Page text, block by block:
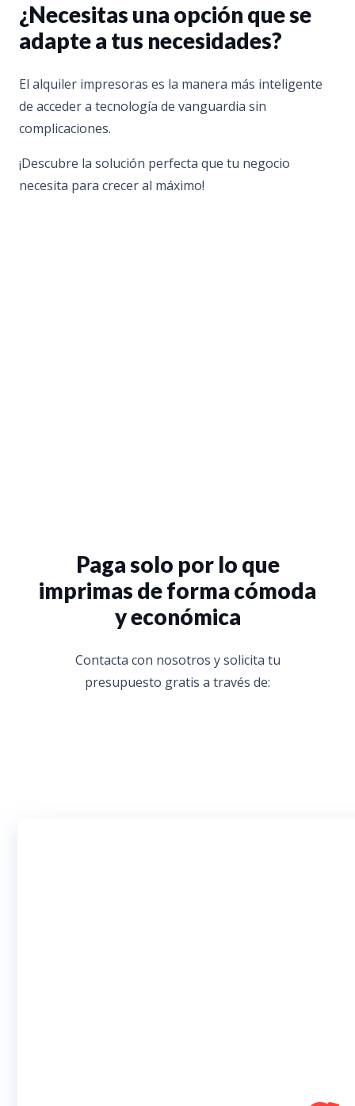
¿Necesitas una opción que se
adapte a tus necesidades?
El alquiler impresoras es la manera más inteligente
de acceder a tecnología de vanguardia sin
complicaciones.
¡Descubre la solución perfecta que tu negocio
necesita para crecer al máximo!
Paga solo por lo que
imprimas de forma cómoda
y económica
Contacta con nosotros y solicita tu
presupuesto gratis a través de: